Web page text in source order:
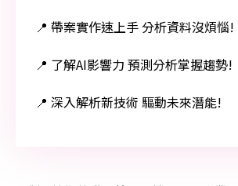
📍 帶案實作速上手 分析資料沒煩惱!
📍 了解AI影響力 預測分析掌握趨勢!
📍 深入解析新技術 驅動未來潛能!